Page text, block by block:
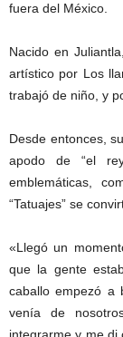
fuera del México.
Nacido en
artístico por Los
trabajó de niño, y
Desde entonces,
apodo de “el
emblemáticas,
“Tatuajes” se
«Llegó un
que la gente
caballo empezó a
venía de